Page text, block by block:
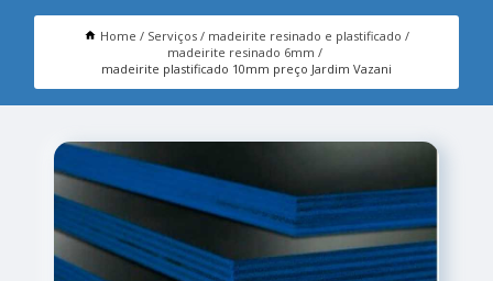
Home Serviços
madeirite resinado e plastificado
madeirite resinado 6mm
madeirite plastificado 10mm preço Jardim Vazani